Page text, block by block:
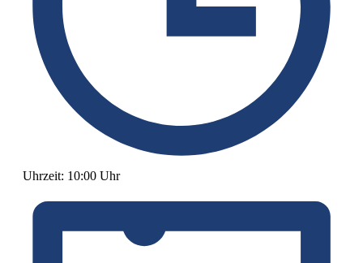
Uhrzeit: 10:00 Uhr